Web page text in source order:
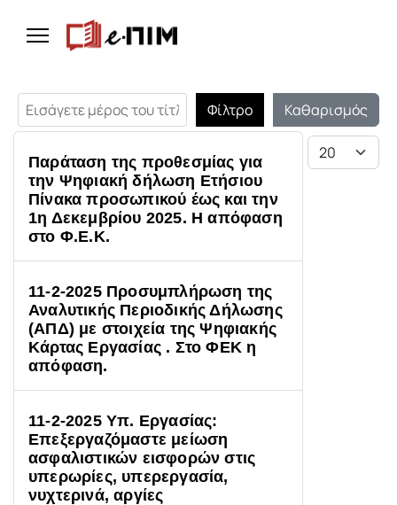
Εισάγετε μέρος του τίτλου.
Φίλτρο
Καθαρισμός
Εμφάνιση #
Παράταση της προθεσμίας για
την Ψηφιακή δήλωση Ετήσιου
Πίνακα προσωπικού έως και την
1η Δεκεμβρίου 2025. Η απόφαση
στο Φ.Ε.Κ.
11-2-2025 Προσυμπλήρωση της
Αναλυτικής Περιοδικής Δήλωσης
(ΑΠΔ) με στοιχεία της Ψηφιακής
Κάρτας Εργασίας . Στο ΦΕΚ η
απόφαση.
11-2-2025 Υπ. Εργασίας:
Επεξεργαζόμαστε μείωση
ασφαλιστικών εισφορών στις
υπερωρίες, υπερεργασία,
νυχτερινά, αργίες